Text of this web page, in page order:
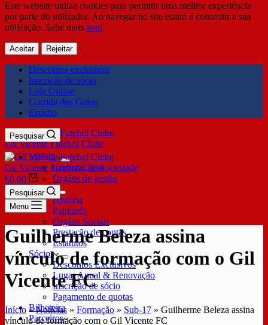
Este website utiliza cookies para permitir uma melhor experiência
por parte do utilizador. Ao navegar no site estará a consentir a sua
utilização. Sabe mais aqui.
Aceitar Rejeitar
Descontos exclusivos
Inscrição de sócio
Loja Online
Corrida dos Galos
Estádio
Gil Vicente Futebol Clube
Pesquisar
SDUQ
Contrato de Sociedade
Órgãos de gestão
Clube
História
Palmarés
Órgãos Sociais
Prestação de contas
Estatutos
Sócios
Descontos Exclusivos
Lugar Anual & Renovação
Inscrição de sócio
Pagamento de quotas
Bilheteira
Parceiros
Gil Vicente Futebol Clube
€0,00
Pesquisar
Menu
Guilherme Beleza assina
vínculo de formação com o Gil
Vicente FC
Início »Notícias » Formação » Sub-17 » Guilherme Beleza assina
vínculo de formação com o Gil Vicente FC